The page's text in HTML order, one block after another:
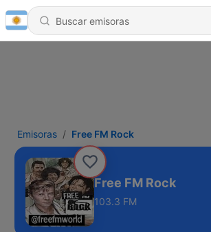
Emisoras Free FM Rock
Free FM Rock
103.3 FM